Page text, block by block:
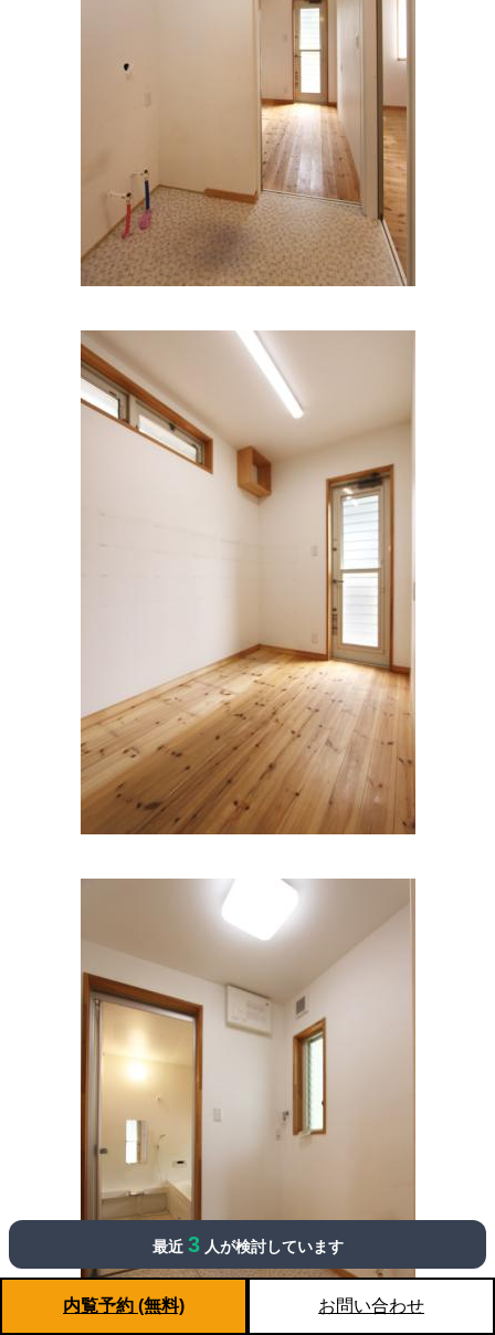
最近 3 人が検討しています
内覧予約 (無料) お問い合わせ